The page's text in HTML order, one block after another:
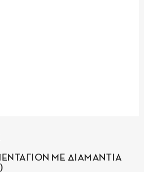
ΜΕ ΔΙΑΜΑΝΤΙΑ